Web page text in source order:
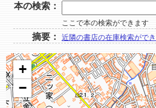
本の検索：
ここで本の検索ができます
摘要： 近隣の書店の在庫検索がで
+
−